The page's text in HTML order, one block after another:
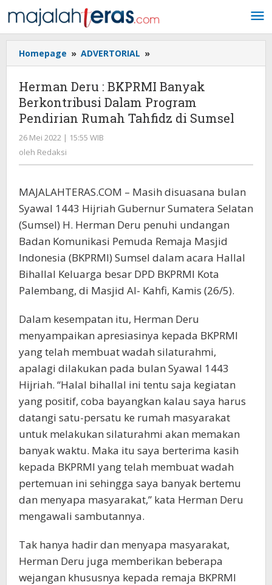
ke
konten
Homepage » ADVERTORIAL »
Deru
BKPRMI
Banyak
Berkontribusi
Rumah
di
Sumsel
Herman Deru : BKPRMI Banyak
Berkontribusi Dalam Program
Pendirian Rumah Tahfidz di Sumsel
26 Mei 2022 | 15:55 WIB
oleh Redaksi
MAJALAHTERAS.COM – Masih disuasana bulan
Syawal 1443 Hijriah Gubernur Sumatera Selatan
(Sumsel) H. Herman Deru penuhi undangan
Badan Komunikasi Pemuda Remaja Masjid
Indonesia (BKPRMI) Sumsel dalam acara Hallal
Bihallal Keluarga besar DPD BKPRMI Kota
Palembang, di Masjid Al- Kahfi, Kamis (26/5).
Dalam kesempatan itu, Herman Deru
menyampaikan apresiasinya kepada BKPRMI
yang telah membuat wadah silaturahmi,
apalagi dilakukan pada bulan Syawal 1443
Hijriah. “Halal bihallal ini tentu saja kegiatan
yang positif, coba bayangkan kalau saya harus
datangi satu-persatu ke rumah masyarakat
untuk melakukan silaturahmi akan memakan
banyak waktu. Maka itu saya berterima kasih
kepada BKPRMI yang telah membuat wadah
pertemuan ini sehingga saya banyak bertemu
dan menyapa masyarakat,” kata Herman Deru
mengawali sambutannya.
Tak hanya hadir dan menyapa masyarakat,
Herman Deru juga memberikan beberapa
wejangan khususnya kepada remaja BKPRMI